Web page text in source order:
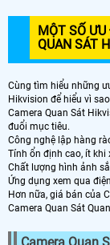
MỘT SỐ
QUAN SÁT
Cùng tìm hiểu những
Hikvision để hiểu vì
Camera Quan Sát
đuổi mục tiêu.
Công nghệ lập hàng
Tính ổn định cao, ít khi
Chất lượng hình ảnh
Ứng dụng xem qua
Hơn nữa, giá bán của
Camera Quan Sát